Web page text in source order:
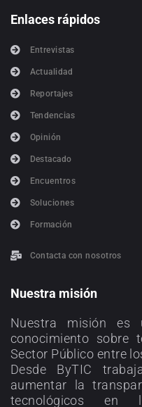
Enlaces rápidos
Entrevistas
Actualidad
Reportajes
Tendencias
Opinión
Destacado
Encuentros
Soluciones
Formación
Contacta con nosotros
Nuestra misión
Nuestra misión es
conocimiento sobre
Sector Público entre
Desde ByTIC
aumentar la
tecnológicos en